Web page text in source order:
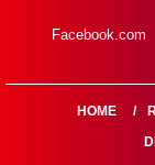
Facebook.com
HOME